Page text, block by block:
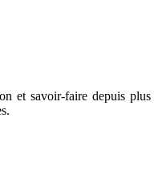
et savoir-faire depuis